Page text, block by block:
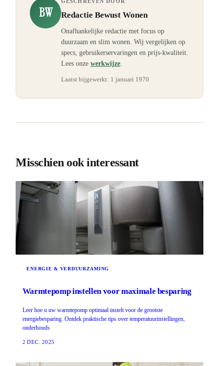
BW Redactie Bewust Wonen
Onafhankelijke redactie met focus op
duurzaam en slim wonen. Wij vergelijken op
specs, gebruikerservaringen en prijs-kwaliteit.
Lees onze werkwijze
Laatst bijgewerkt: 1 januari 1970
Misschien ook interessant
ENERGIE & VERDUURZAMING
Warmtepomp instellen voor maximale besparing
Leer hoe u uw warmtepomp optimaal instelt voor de grootste
energiebesparing. Ontdek praktische tips over temperatuurinstellingen,
onderhouds
2 DEC. 2025